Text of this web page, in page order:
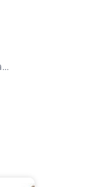
La chirurgie vétérinaire avancée dans les cliniques parisiennes